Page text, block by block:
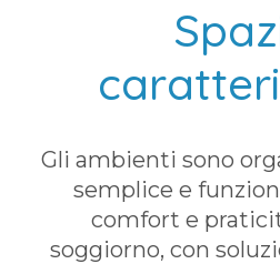
Gli ambienti sono
semplice e
comfort e
soggiorno, con